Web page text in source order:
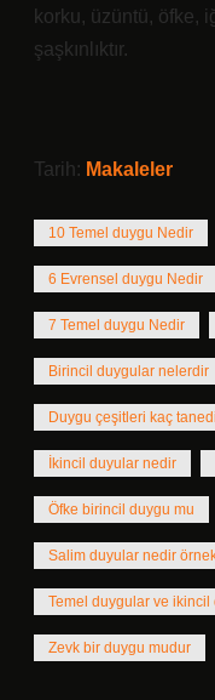
korku, üzüntü, öfke,
şaşkınlıktır.
Tarih: Makaleler
10 Temel duygu Nedir
6 Evrensel duygu Nedir
7 Temel duygu Nedir
Birincil duygular nelerdir
Duygu çeşitleri kaç
İkincil duyular nedir
Öfke birincil duygu mu
Salim duyular nedir
Temel duygular ve
Zevk bir duygu mudur